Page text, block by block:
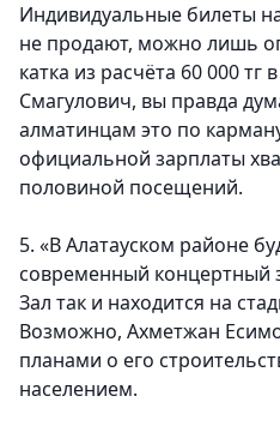
Индивидуальные билеты
не продают, можно лишь
катка из расчёта 60 000 тг
Смагулович, вы правда
алматинцам это по
официальной зарплаты
половиной посещений.
5. «В Алатауском районе
современный концертный
Зал так и находится на
Возможно, Ахметжан
планами о его
населением.